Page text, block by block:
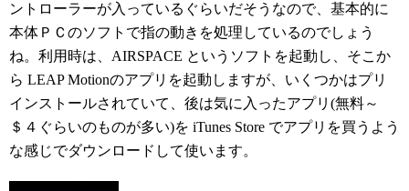
ントローラーが入っているぐらいだそうなので、基本的に
本体ＰＣのソフトで指の動きを処理しているのでしょう
ね。利用時は、AIRSPACE というソフトを起動し、そこか
ら LEAP Motionのアプリを起動しますが、いくつかはプリ
インストールされていて、後は気に入ったアプリ(無料～
＄４ぐらいのものが多い)を iTunes Store でアプリを買うよう
な感じでダウンロードして使います。